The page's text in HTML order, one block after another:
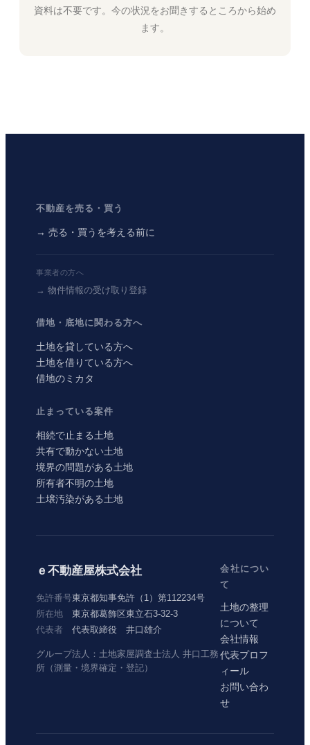
資料は不要です。今の状況をお聞きするところから始め
ます。
不動産を売る・買う
→ 売る・買うを考える前に
事業者の方へ
→ 物件情報の受け取り登録
借地・底地に関わる方へ
土地を貸している方へ
土地を借りている方へ
借地のミカタ
止まっている案件
相続で止まる土地
共有で動かない土地
境界の問題がある土地
所有者不明の土地
土壌汚染がある土地
ｅ不動産屋株式会社
免許番号東京都知事免許（1）第112234号
所在地
東京都葛飾区東立石3-32-3
代表者
代表取締役 井口雄介
グループ法人：土地家屋調査士法人 井口工務
所（測量・境界確定・登記）
会社につい
て
土地の整理
について
会社情報
代表プロフ
ィール
お問い合わ
せ